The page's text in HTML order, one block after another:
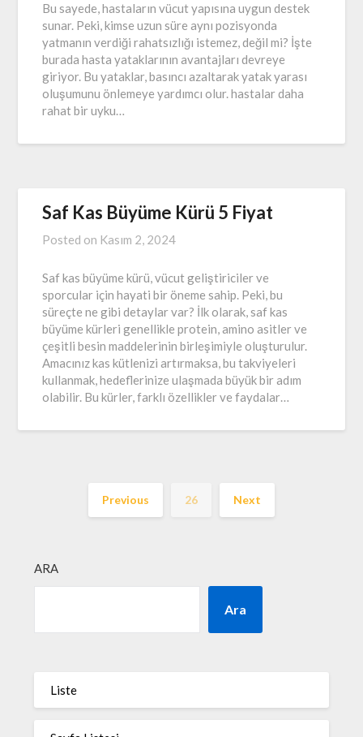
Bu sayede, hastaların vücut yapısına uygun destek
sunar. Peki, kimse uzun süre aynı pozisyonda
yatmanın verdiği rahatsızlığı istemez, değil mi? İşte
burada hasta yataklarının avantajları devreye
giriyor. Bu yataklar, basıncı azaltarak yatak yarası
oluşumunu önlemeye yardımcı olur. hastalar daha
rahat bir uyku…
Saf Kas Büyüme Kürü 5 Fiyat
Posted on Kasım 2, 2024
Saf kas büyüme kürü, vücut geliştiriciler ve
sporcular için hayati bir öneme sahip. Peki, bu
süreçte ne gibi detaylar var? İlk olarak, saf kas
büyüme kürleri genellikle protein, amino asitler ve
çeşitli besin maddelerinin birleşimiyle oluşturulur.
Amacınız kas kütlenizi artırmaksa, bu takviyeleri
kullanmak, hedeflerinize ulaşmada büyük bir adım
olabilir. Bu kürler, farklı özellikler ve faydalar…
Previous 26 Next
ARA
Ara
Liste